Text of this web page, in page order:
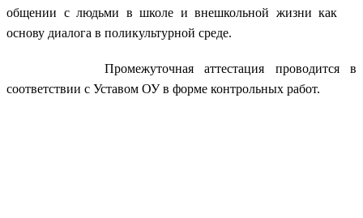
общении с людьми в школе и внешкольной жизни как
основу диалога в поликультурной среде.
Промежуточная аттестация проводится в
соответствии с Уставом ОУ в форме контрольных работ.